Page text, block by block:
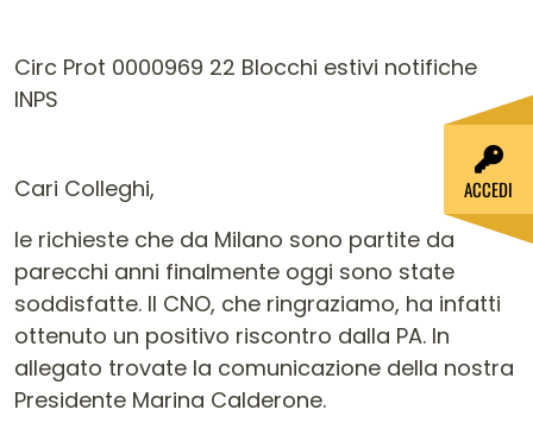
Circ Prot 0000969 22 Blocchi estivi notifiche
INPS
Cari Colleghi,
le richieste che da Milano sono partite da
parecchi anni finalmente oggi sono state
soddisfatte. Il CNO, che ringraziamo, ha infatti
ottenuto un positivo riscontro dalla PA. In
allegato trovate la comunicazione della nostra
Presidente Marina Calderone.
ACCEDI